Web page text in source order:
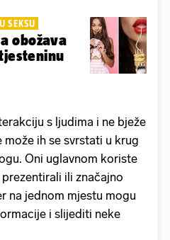
SEKSU
obožava
s ljudima i ne bježe
ih se svrstati u krug
Oni uglavnom koriste
ili značajno
na jednom mjestu mogu
i slijediti neke